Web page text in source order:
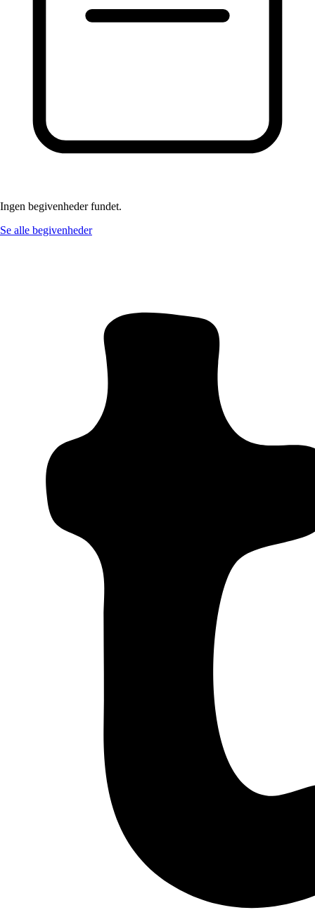
Ingen begivenheder fundet.
Se alle begivenheder